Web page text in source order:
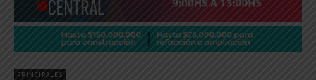
PRINCIPALES